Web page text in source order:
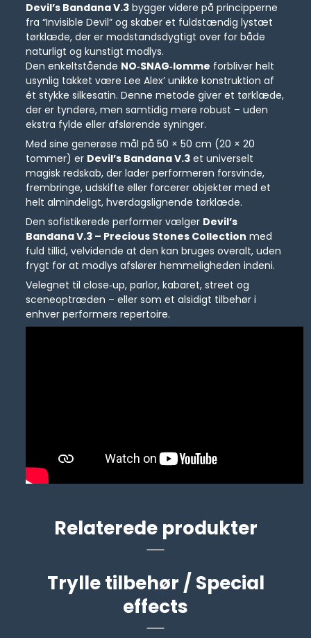
Devil’s Bandana V.3 bygger videre på principperne
fra “Invisible Devil” og skaber et fuldstændig lystæt
tørklæde, der er modstandsdygtigt over for både
naturligt og kunstigt modlys.
Den enkeltstående NO‑SNAG‑lomme forbliver helt
usynlig takket være Lee Alex’ unikke konstruktion af
ét stykke silkesatin. Denne metode giver et tørklæde,
der er tyndere, men samtidig mere robust – uden
ekstra fylde eller afslørende syninger.
Med sine generøse mål på 50 × 50 cm (20 × 20
tommer) er Devil’s Bandana V.3 et universelt
magisk redskab, der lader performeren forsvinde,
frembringe, udskifte eller forcerer objekter med et
helt almindeligt, hverdagslignende tørklæde.
Den sofistikerede performer vælger Devil’s
Bandana V.3 – Precious Stones Collection med
fuld tillid, velvidende at den kan bruges overalt, uden
frygt for at modlys afslører hemmeligheden indeni.
Velegnet til close‑up, parlor, kabaret, street og
sceneoptræden – eller som et alsidigt tilbehør i
enhver performers repertoire.
Relaterede produkter
Trylle tilbehør / Special
effects